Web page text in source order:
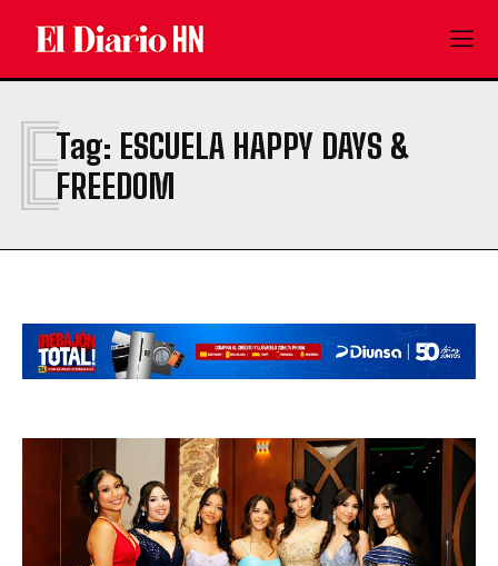
Tag: ESCUELA HAPPY DAYS &
FREEDOM
E